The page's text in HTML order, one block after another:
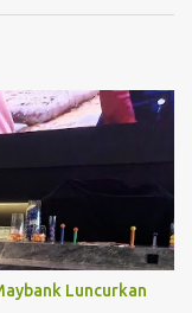
Luncurkan